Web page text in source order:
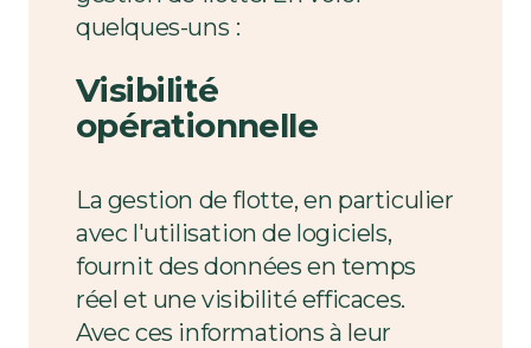
quelques-uns :
Visibilité
opérationnelle
La gestion de flotte, en particulier
avec l'utilisation de logiciels,
fournit des données en temps
réel et une visibilité efficaces.
Avec ces informations à leur